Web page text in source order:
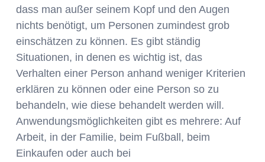
dass man außer seinem Kopf und den Augen
nichts benötigt, um Personen zumindest grob
einschätzen zu können. Es gibt ständig
Situationen, in denen es wichtig ist, das
Verhalten einer Person anhand weniger Kriterien
erklären zu können oder eine Person so zu
behandeln, wie diese behandelt werden will.
Anwendungsmöglichkeiten gibt es mehrere: Auf
Arbeit, in der Familie, beim Fußball, beim
Einkaufen oder auch bei